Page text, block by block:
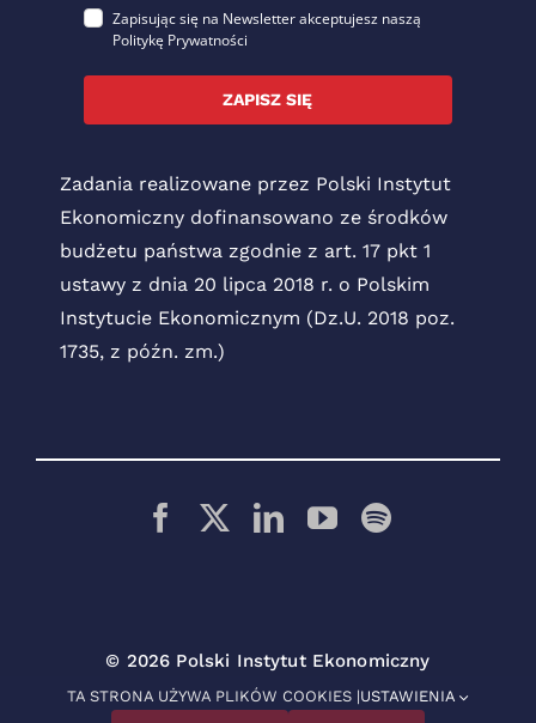
Zapisując się na Newsletter akceptujesz naszą
Politykę Prywatności
ZAPISZ SIĘ
Zadania realizowane przez Polski Instytut
Ekonomiczny dofinansowano ze środków
budżetu państwa zgodnie z art. 17 pkt 1
ustawy z dnia 20 lipca 2018 r. o Polskim
Instytucie Ekonomicznym (Dz.U. 2018 poz.
1735, z późn. zm.)
© 2026 Polski Instytut Ekonomiczny
TA STRONA UŻYWA PLIKÓW COOKIES |USTAWIENIA